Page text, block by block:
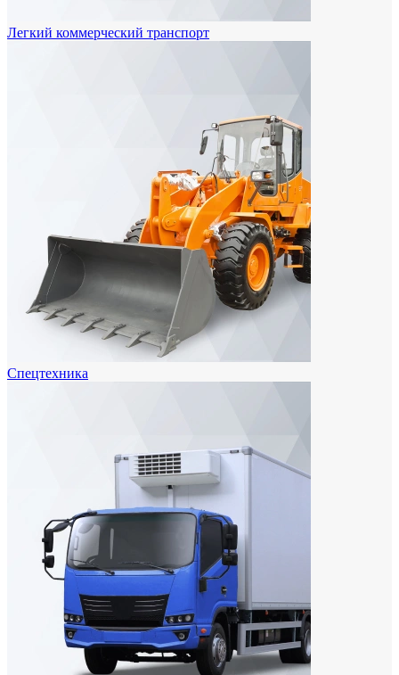
Легкий коммерческий транспорт
Спецтехника